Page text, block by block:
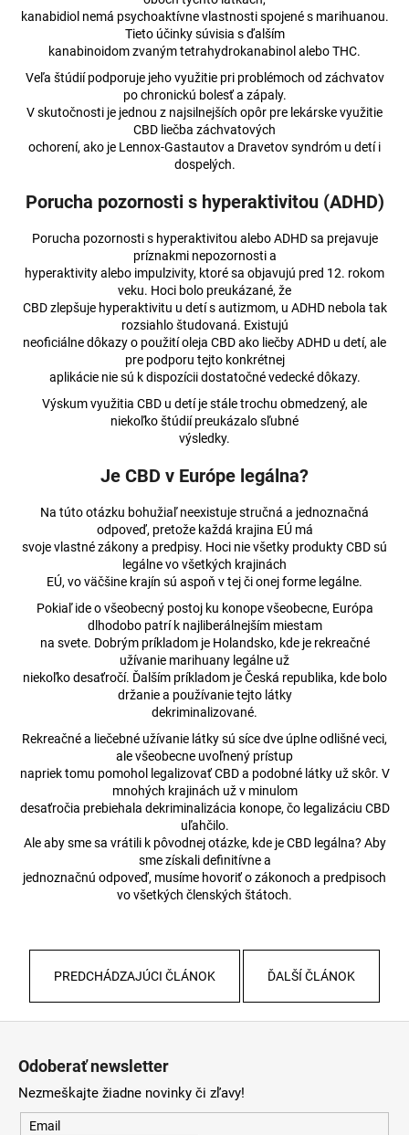
kanabidiol nemá psychoaktívne vlastnosti spojené s marihuanou.
Tieto účinky súvisia s ďalším
kanabinoidom zvaným tetrahydrokanabinol alebo THC.
Veľa štúdií podporuje jeho využitie pri problémoch od záchvatov
po chronickú bolesť a zápaly.
V skutočnosti je jednou z najsilnejších opôr pre lekárske využitie
CBD liečba záchvatových
ochorení, ako je Lennox-Gastautov a Dravetov syndróm u detí i
dospelých.
Porucha pozornosti s hyperaktivitou (ADHD)
Porucha pozornosti s hyperaktivitou alebo ADHD sa prejavuje
príznakmi nepozornosti a
hyperaktivity alebo impulzivity, ktoré sa objavujú pred 12. rokom
veku. Hoci bolo preukázané, že
CBD zlepšuje hyperaktivitu u detí s autizmom, u ADHD nebola tak
rozsiahlo študovaná. Existujú
neoficiálne dôkazy o použití oleja CBD ako liečby ADHD u detí, ale
pre podporu tejto konkrétnej
aplikácie nie sú k dispozícii dostatočné vedecké dôkazy.
Výskum využitia CBD u detí je stále trochu obmedzený, ale
niekoľko štúdií preukázalo sľubné
výsledky.
Je CBD v Európe legálna?
Na túto otázku bohužiaľ neexistuje stručná a jednoznačná
odpoveď, pretože každá krajina EÚ má
svoje vlastné zákony a predpisy. Hoci nie všetky produkty CBD sú
legálne vo všetkých krajinách
EÚ, vo väčšine krajín sú aspoň v tej či onej forme legálne.
Pokiaľ ide o všeobecný postoj ku konope všeobecne, Európa
dlhodobo patrí k najliberálnejším miestam
na svete. Dobrým príkladom je Holandsko, kde je rekreačné
užívanie marihuany legálne už
niekoľko desaťročí. Ďalším príkladom je Česká republika, kde bolo
držanie a používanie tejto látky
dekriminalizované.
Rekreačné a liečebné užívanie látky sú síce dve úplne odlišné veci,
ale všeobecne uvoľnený prístup
napriek tomu pomohol legalizovať CBD a podobné látky už skôr. V
mnohých krajinách už v minulom
desaťročia prebiehala dekriminalizácia konope, čo legalizáciu CBD
uľahčilo.
Ale aby sme sa vrátili k pôvodnej otázke, kde je CBD legálna? Aby
sme získali definitívne a
jednoznačnú odpoveď, musíme hovoriť o zákonoch a predpisoch
vo všetkých členských štátoch.
PREDCHÁDZAJÚCI ČLÁNOK ĎALŠÍ ČLÁNOK
Odoberať newsletter
Nezmeškajte žiadne novinky či zľavy!
Email